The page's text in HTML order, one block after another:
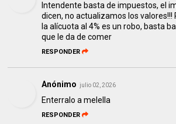
Intendente basta de impuestos, el
dicen, no actualizamos los
la alícuota al 4% es un robo, basta
que le da de comer
RESPONDER
Anónimo julio 02, 2026
Enterralo a melella
RESPONDER